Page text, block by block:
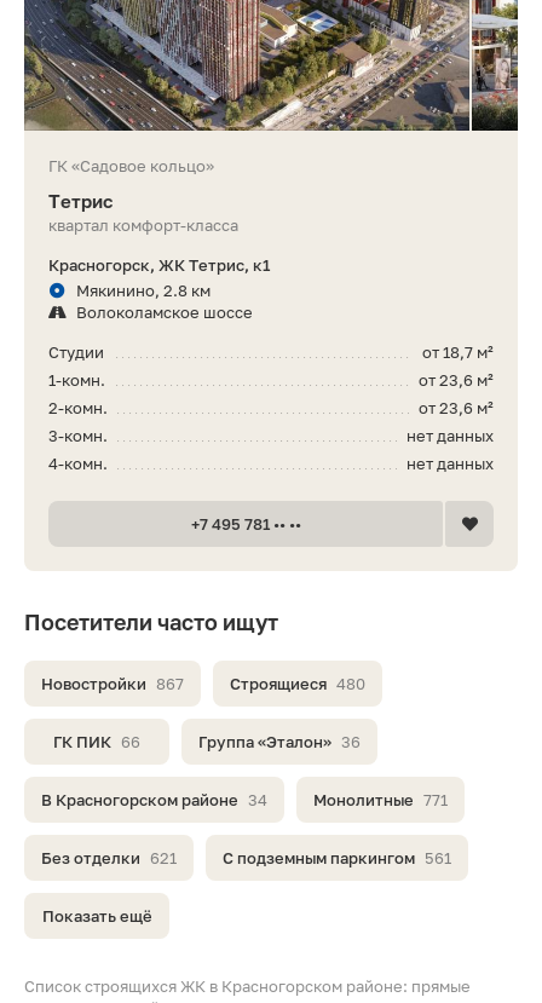
Список строящихся ЖК в Красногорском районе: прямые
Посетители часто ищут
Новостройки 867 Строящиеся 480
ГК ПИК 66 Группа «Эталон» 36
В Красногорском районе 34 Монолитные 771
Без отделки 621 С подземным паркингом 561
Показать ещё
ГК «Садовое кольцо»
Тетрис
квартал комфорт-класса
Красногорск, ЖК Тетрис, к1
Мякинино, 2.8 км
Волоколамское шоссе
от 18,7 м²
Студии
от 23,6 м²
1-комн.
от 23,6 м²
2-комн.
нет данных
3-комн.
нет данных
4-комн.
+7 495 781 •• ••